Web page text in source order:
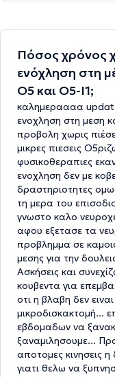
Πόσος χρόνος
ενόχληση στη
Ο5 και Ο5-Ι1;
καλημεραααα
ενοχληση στη μεση
προβολη χωρις
μικρες πιεσεις
φυσικοθεραπιες
ενοχληση δεν με
δραστηριοτητες
τη μερα του
γνωστο καλο
αφου εξετασε τα
προβλημμα σε
μεσης για την
Ασκήσεις και
κουβεντα για
οτι η βλαβη δεν
μικροδισκακτομή...
εβδομαδων να
ξαναμιλησουμε...
αποτομες κινησεις
γιατι θελω να